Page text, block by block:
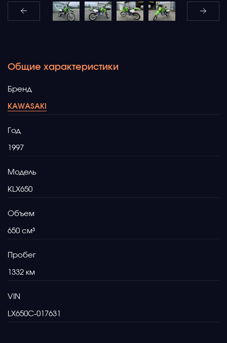
Общие характеристики
Бренд
KAWASAKI
Год
1997
Модель
KLX650
Объем
650
Пробег
1332
VIN
LX650C-017631